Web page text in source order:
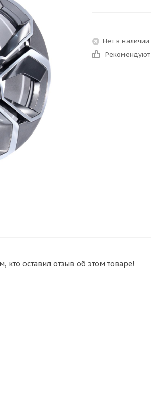
Нет в наличии
Рекомендуют
кто оставил отзыв об этом товаре!